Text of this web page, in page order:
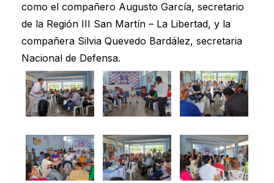
como el compañero Augusto García, secretario
de la Región III San Martín – La Libertad, y la
compañera Silvia Quevedo Bardález, secretaria
Nacional de Defensa.